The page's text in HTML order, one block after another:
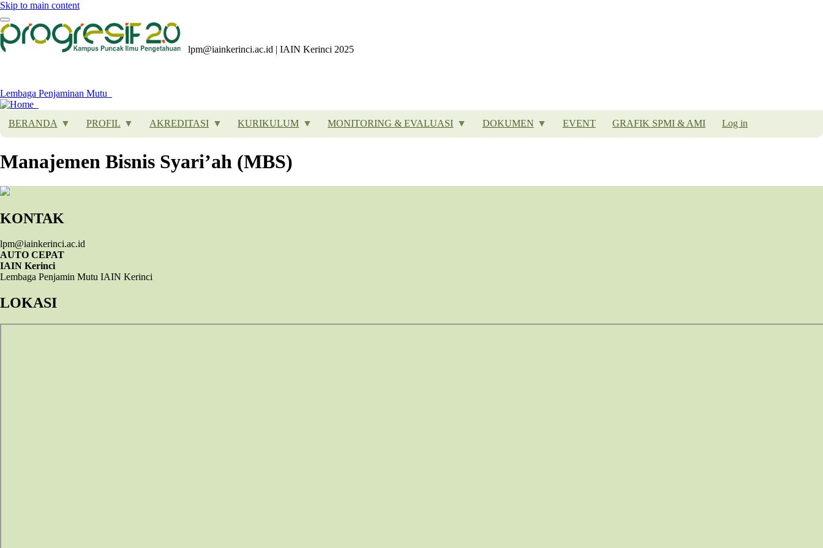
Skip to main content
lpm@iainkerinci.ac.id | IAIN Kerinci 2025
Lembaga Penjaminan Mutu
BERANDA PROFIL AKREDITASI KURIKULUM MONITORING & EVALUASI DOKUMEN EVENT GRAFIK SPMI & AMI Log in
Manajemen Bisnis Syari’ah (MBS)
KONTAK
lpm@iainkerinci.ac.id
AUTO CEPAT
IAIN Kerinci
Lembaga Penjamin Mutu IAIN Kerinci
LOKASI